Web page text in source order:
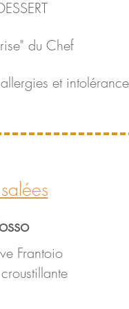
du Chef
et
Frantoio